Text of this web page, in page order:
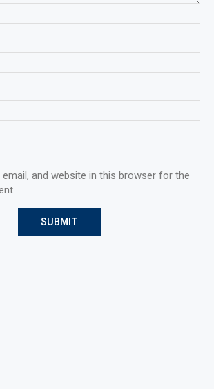
email, and website in this browser for the